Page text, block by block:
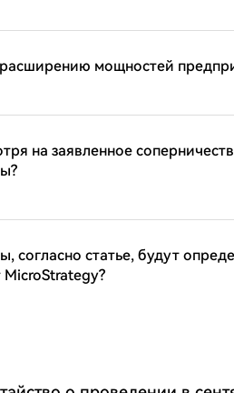
мощностей
на заявленное
согласно статье, будут
MicroStrategy?